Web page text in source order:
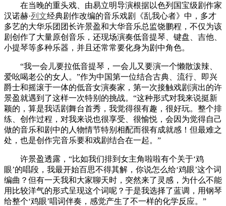
在当晚的重头戏、由易立明导演根据以色列国宝级剧作家
汉诺赫·列文经典剧作改编的音乐戏剧《乱我心者》中，多才
多艺的大华乐团团长许景盈和大华音乐总监饶鹏程，不仅为该
剧创作了大量原创音乐，还现场演奏低音提琴、键盘、吉他、
小提琴等多种乐器，并且还常常要化身为剧中角色。
“我一会儿要拉低音提琴，一会儿又要演一个懒散泼辣、
爱吆喝老公的女人。”作为中国第一位结合古典、流行、即兴
爵士和摇滚于一体的低音女演奏家，第一次接触戏剧演出的许
景盈就遇到了这样一次特别的挑战。“这种形式对我来说挺新
颖的，算是我话剧舞台首秀，我觉得很有趣，很好玩。整个排
练、创作过程，对我来说也很享受、很愉悦，会因为觉得自己
做的音乐和剧中的人物情节特别相配而很有成就感！但最难之
处，也是创作完音乐要和戏剧结合在一起。”
许景盈透露，“比如我们排到女主角啦啦有个关于‘鸡
眼’的唱段，我最开始百思不得其解，你说怎么给‘鸡眼’这个词
编曲？但有一天我和大家聊天时，突然来了灵感，为什么不能
用比较洋气的形式呈现这个词呢？于是我选择了蓝调，用钢琴
给整个‘鸡眼’唱词伴奏，感觉产生了不一样的化学反应。”